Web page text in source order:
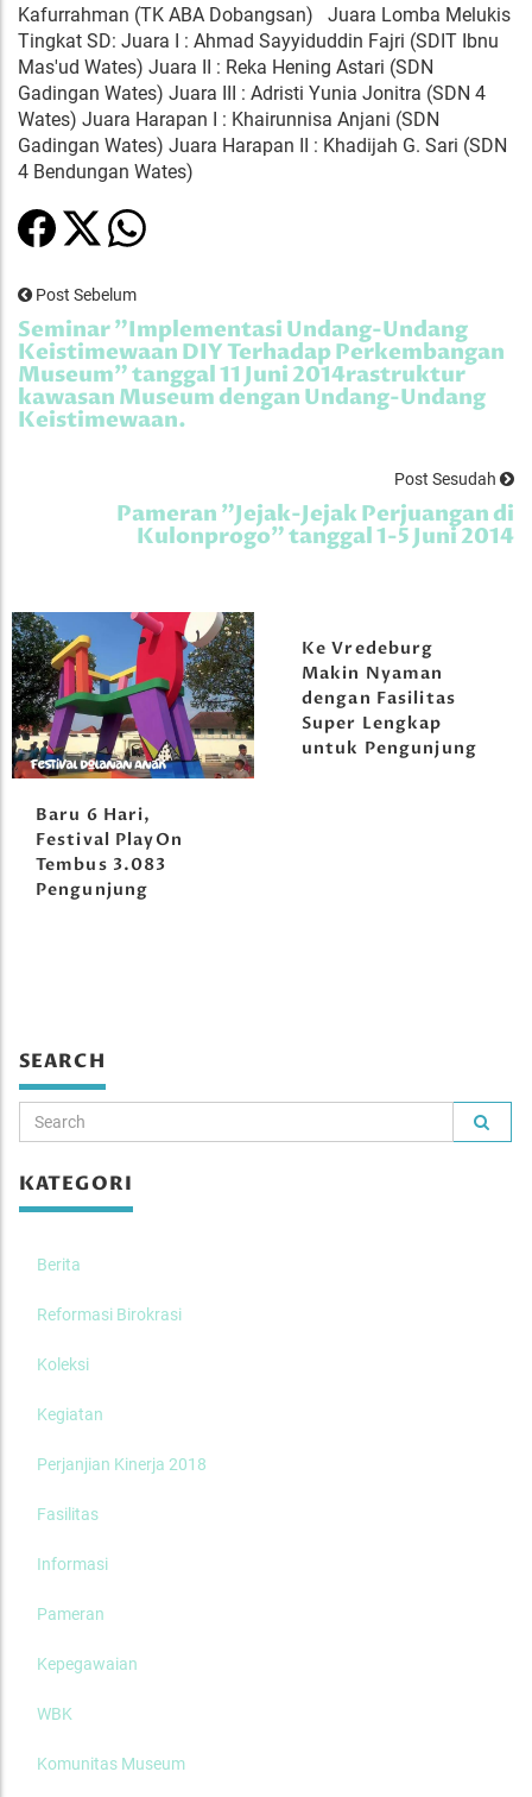
Kafurrahman (TK ABA Dobangsan) Juara Lomba Melukis
Tingkat SD: Juara I : Ahmad Sayyiduddin Fajri (SDIT Ibnu
Mas'ud Wates) Juara II : Reka Hening Astari (SDN
Gadingan Wates) Juara III : Adristi Yunia Jonitra (SDN 4
Wates) Juara Harapan I : Khairunnisa Anjani (SDN
Gadingan Wates) Juara Harapan II : Khadijah G. Sari (SDN
4 Bendungan Wates)
Post Sebelum
Seminar "Implementasi Undang-Undang
Keistimewaan DIY Terhadap Perkembangan
Museum" tanggal 11 Juni 2014rastruktur
kawasan Museum dengan Undang-Undang
Keistimewaan.
Post Sesudah
Pameran "Jejak-Jejak Perjuangan di
Kulonprogo" tanggal 1-5 Juni 2014
Baru 6 Hari,
Festival PlayOn
Tembus 3.083
Pengunjung
Ke Vredeburg
Makin Nyaman
dengan Fasilitas
Super Lengkap
untuk Pengunjung
SEARCH
KATEGORI
Berita
Reformasi Birokrasi
Koleksi
Kegiatan
Perjanjian Kinerja 2018
Fasilitas
Informasi
Pameran
Kepegawaian
WBK
Komunitas Museum